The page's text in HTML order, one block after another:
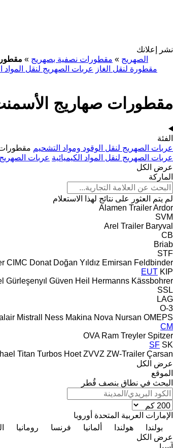
نشر إعلانك
الصهريج » مقطورات نصفية بصهريج »
مقطورة لنقل الغاز عربات الصهريج لنقل المواد
مقطورات صهاريج
الفئة
عربات الصهريج لنقل الوقود ومواد التشحيم
عربات الصهريج لنقل المواد الكيميائية عربات الصهريج
عرض الكل
الماركة
لم يتم العثور على نتائج لهذا الاستعلام
Alamen TrailerArdor
SVM
Arel Trailer Baryval
CB
Briab
STF
CIMC Donat Doğan Yıldız Emirsan Feldbinder
EUT KIP
Gürleşenyıl Güven Heil Hermanns Kässbohrer
SSL
LAG
O-3
Mistrall Ness Makina Nova Nursan OMEPS
CM
OVA Ram Treyler Spitzer
SF SK
Titan Turbos Hoet ZVVZ ZW-Trailer Çarsan
عرض الكل
الموقع
البحث في نطاق بنصف قُطر
الإمارات العربية المتحدة أوروبا
بولندا
هولندا ألمانيا فرنسا رومانيا
عرض الكل